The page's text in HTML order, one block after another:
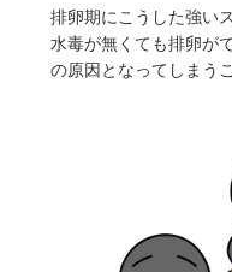
排卵期にこうした強い
水毒が無くても排卵が
の原因となってしまう